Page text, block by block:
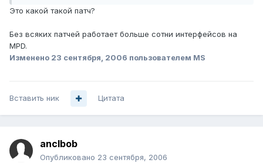
Это какой такой патч?
Без всяких патчей работает больше сотни интерфейсов на
MPD.
Изменено 23 сентября, 2006 пользователем MS
Вставить ник Цитата
anclbob
Опубликовано 23 сентября, 2006